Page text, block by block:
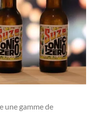
une gamme de